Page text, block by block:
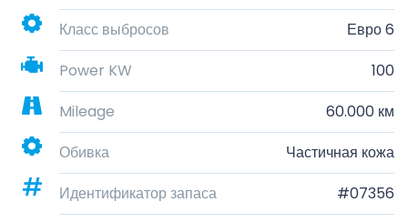
Класс выбросов
Евро 6
Power KW
100
Mileage
60.000 км
Обивка
Частичная кожа
Идентификатор запаса
#07356